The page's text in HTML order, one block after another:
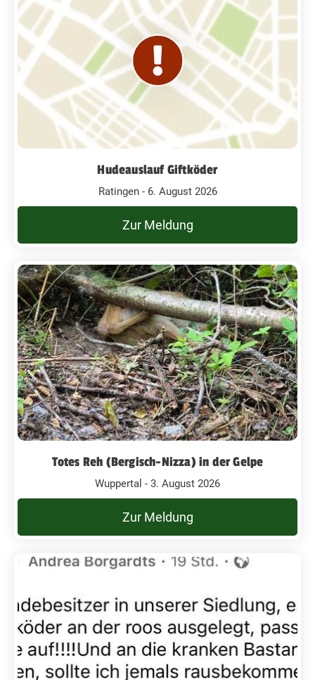
Hudeauslauf Giftköder
Ratingen - 6. August 2026
Zur Meldung
Totes Reh (Bergisch-Nizza) in der Gelpe
Wuppertal - 3. August 2026
Zur Meldung